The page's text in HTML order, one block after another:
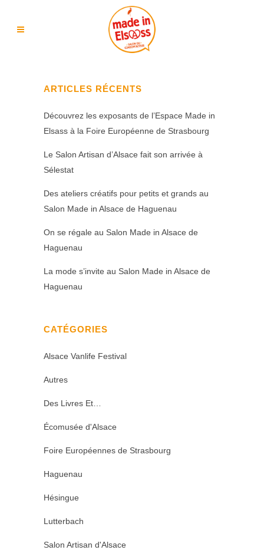
ARTICLES RÉCENTS
Découvrez les exposants de l’Espace Made in
Elsass à la Foire Européenne de Strasbourg
Le Salon Artisan d’Alsace fait son arrivée à
Sélestat
Des ateliers créatifs pour petits et grands au
Salon Made in Alsace de Haguenau
On se régale au Salon Made in Alsace de
Haguenau
La mode s’invite au Salon Made in Alsace de
Haguenau
CATÉGORIES
Alsace Vanlife Festival
Autres
Des Livres Et…
Écomusée d'Alsace
Foire Européennes de Strasbourg
Haguenau
Hésingue
Lutterbach
Salon Artisan d'Alsace